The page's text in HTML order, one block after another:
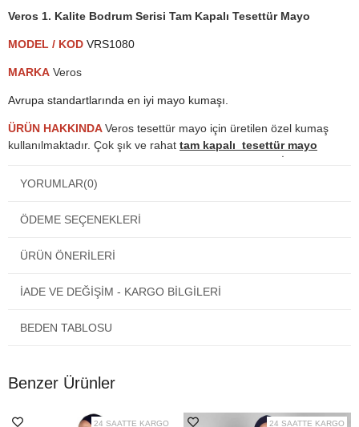
Veros 1. Kalite Bodrum Serisi Tam Kapalı Tesettür Mayo
MODEL / KOD VRS1080
MARKA Veros
Avrupa standartlarında en iyi mayo kumaşı.
ÜRÜN HAKKINDA Veros tesettür mayo için üretilen özel kumaş
kullanılmaktadır. Çok şık ve rahat tam kapalı tesettür mayo
dokuma yapılarak üretilmiştir, Denizden, havuzdan çıktığınızda
KULLANIM KOŞULLARI
Kullanım sonrası tesettür mayo
Çamaşır makinasında yıkamayınız.
Tesettür mayonuzu kozmetik ürünleri ile temas ettirmeyiniz. Temas
Sıkmadan asarak kurutunuz.
Kuru temizlemeye vermeyiniz ve kesinlikle ütülemeyiniz.
YORUMLAR(0)
ÖDEME SEÇENEKLERI
ÜRÜN ÖNERILERI
İADE VE DEĞİŞİM - KARGO BİLGİLERİ
BEDEN TABLOSU
Benzer Ürünler
24 SAATTE KARGO 24 SAATTE KARGO